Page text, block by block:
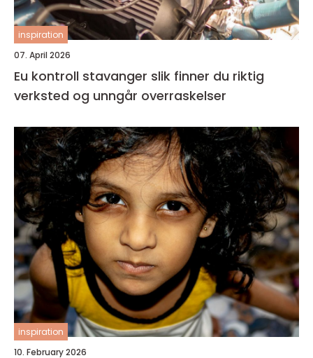
inspiration
07. April 2026
Eu kontroll stavanger slik finner du riktig
verksted og unngår overraskelser
inspiration
10. February 2026